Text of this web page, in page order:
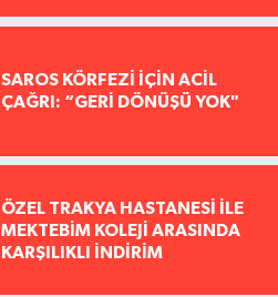
SAROS KÖRFEZİ İÇİN ACİL
ÇAĞRI: “GERİ DÖNÜŞÜ YOK"
ÖZEL TRAKYA HASTANESİ İLE
MEKTEBİM KOLEJİ ARASINDA
KARŞILIKLI İNDİRİM